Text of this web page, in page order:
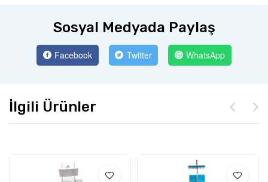
Sosyal Medyada Paylaş
Facebook Twitter WhatsApp
İlgili Ürünler